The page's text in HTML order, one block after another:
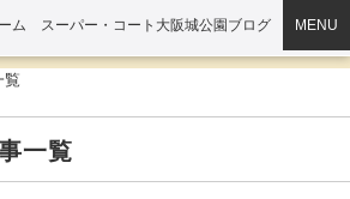
ム スーパー・コート大阪城公園ブログ
MENU
覧
一覧